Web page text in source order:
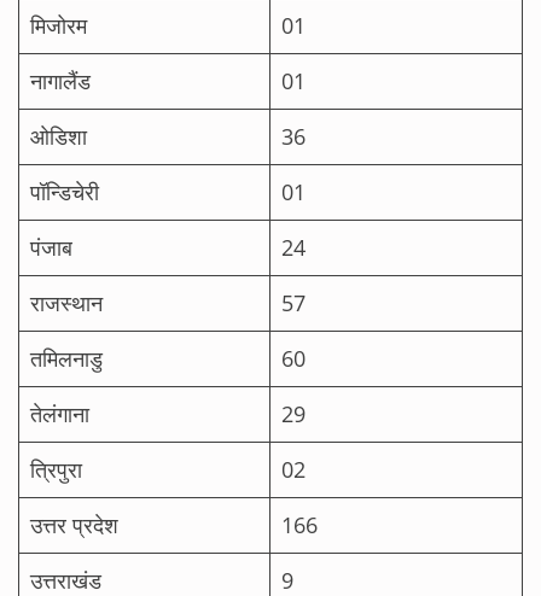
मिजोरम
01
नागालैंड
01
ओडिशा
36
पॉन्डिचेरी
01
पंजाब
24
राजस्थान
57
तमिलनाडु
60
तेलंगाना
29
त्रिपुरा
02
उत्तर प्रदेश
166
उत्तराखंड
9